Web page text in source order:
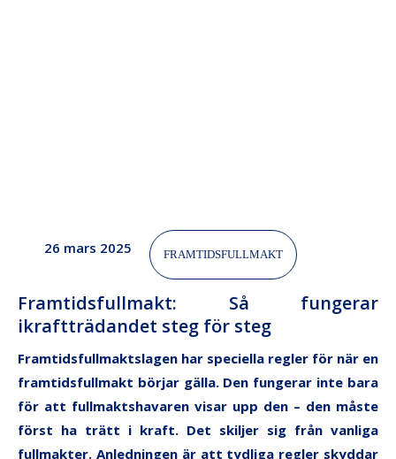
26 mars 2025 FRAMTIDSFULLMAKT
Framtidsfullmakt: Så fungerar
ikraftträdandet steg för steg
Framtidsfullmaktslagen har speciella regler för när en
framtidsfullmakt börjar gälla. Den fungerar inte bara
för att fullmaktshavaren visar upp den – den måste
först ha trätt i kraft. Det skiljer sig från vanliga
fullmakter. Anledningen är att tydliga regler skyddar